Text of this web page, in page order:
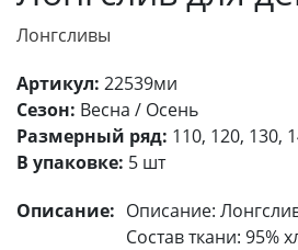
Лонгсливы
Артикул: 22539ми
Сезон: Весна / Осень
Размерный ряд: 110, 120, 130,
В упаковке: 5 шт
Описание: Описание:
Состав ткани: 95%